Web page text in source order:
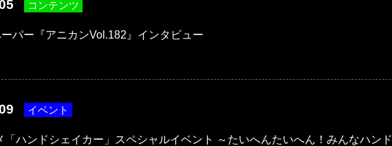
コンテンツ
パー『アニカンVol.182』インタビュー
イベント
「ハンドシェイカー」スペシャルイベント ～たいへんたいへん！みんなハンド